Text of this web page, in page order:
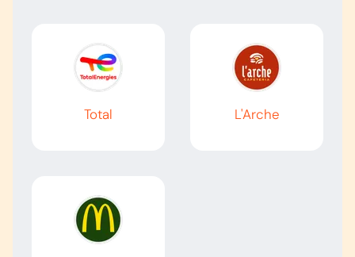
Total L'Arche